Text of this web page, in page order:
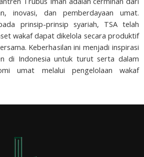
inovasi, dan pemberdayaan umat.
prinsip-prinsip syariah, TSA telah
wakaf dapat dikelola secara produktif
Keberhasilan ini menjadi inspirasi
di Indonesia untuk turut serta dalam
umat melalui pengelolaan wakaf